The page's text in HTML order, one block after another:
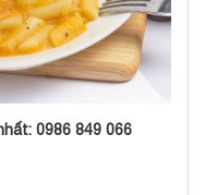
0986 849 066